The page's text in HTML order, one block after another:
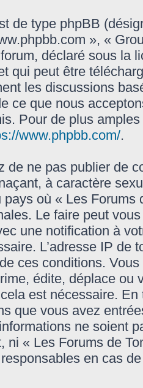
de type phpBB
», «
déclaré sous la
qui peut être
les discussions
ce que nous
Pour de plus
www.phpbb.com/.
de ne pas publier de
à caractère
pays où « Les
Le faire peut
une notification à
L’adresse IP de
ces conditions.
édite, déplace ou
est nécessaire.
que vous avez
ne soient
ni « Les Forums de
en cas